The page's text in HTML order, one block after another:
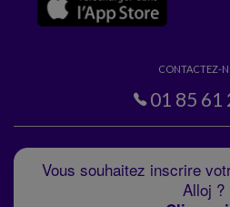
CONTACTEZ-
01 85 61
Vous souhaitez inscrire
Alloj ?